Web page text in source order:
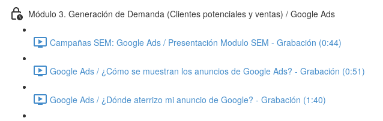
Módulo 3. Generación de Demanda (Clientes potenciales y ventas) / Google Ads
Campañas SEM: Google Ads / Presentación Modulo SEM - Grabación (0:44)
Google Ads / ¿Cómo se muestran los anuncios de Google Ads? - Grabación (0:51)
Google Ads / ¿Dónde aterrizo mi anuncio de Google? - Grabación (1:40)